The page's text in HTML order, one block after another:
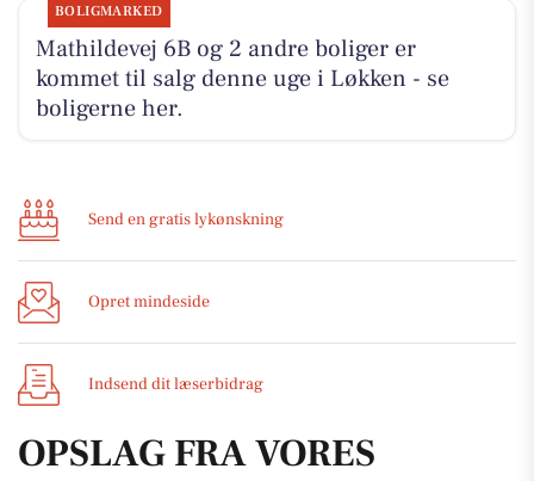
BOLIGMARKED
Mathildevej 6B og 2 andre boliger er
kommet til salg denne uge i Løkken - se
boligerne her.
Send en gratis lykønskning
Opret mindeside
Indsend dit læserbidrag
OPSLAG FRA VORES